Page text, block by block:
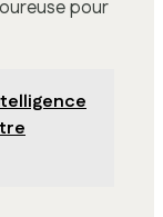
pour